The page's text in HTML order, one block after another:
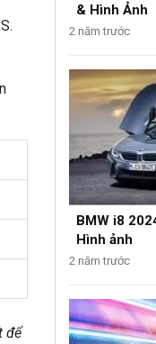
để
& Hình Ảnh
2 năm trước
BMW i8
Hình ảnh
2 năm trước